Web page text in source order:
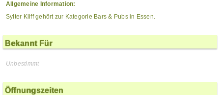
Allgemeine Information:
Sylter Kliff gehört zur Kategorie Bars & Pubs in Essen.
Bekannt Für
Unbestimmt
Öffnungszeiten